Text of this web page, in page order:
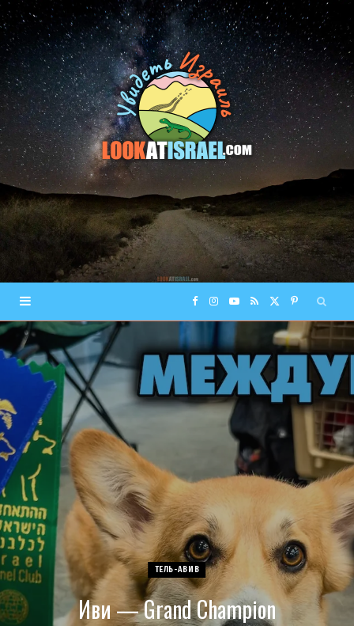
F
o
k
I
r
a
m
Y
u
R
S
(
t
e
P
i
t
r
s
t
ТЕЛЬ-АВИВ
Иви — Grand Champion